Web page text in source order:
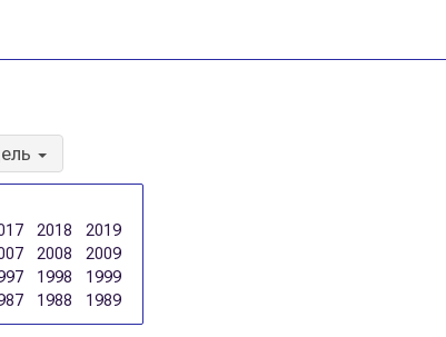
2018
2019
2008
2009
1998
1999
1988 1989